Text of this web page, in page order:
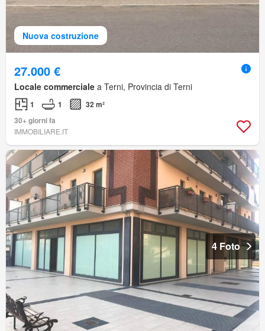
Nuova costruzione
27.000 €
Locale commerciale a Terni, Provincia di Terni
1 1
32 m²
30+ giorni fa
IMMOBILIARE.IT
4 Foto